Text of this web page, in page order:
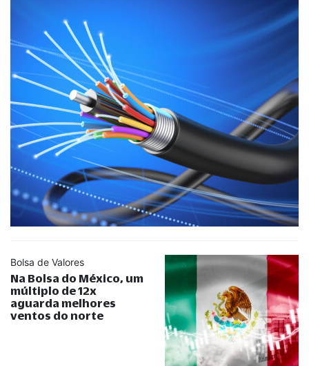
Bolsa de Valores
Na Bolsa do México, um
múltiplo de 12x
aguarda melhores
ventos do norte